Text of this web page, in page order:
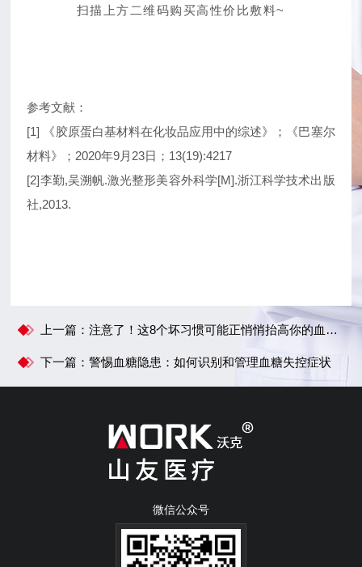
扫描上方二维码购买高性价比敷料~
参考文献：
[1]
《胶原蛋白基材料在化妆品应用中的综述》；《巴塞尔
材料》；2020年9月23日；13(19):4217
[2]李勤,吴溯帆.激光整形美容外科学[M].浙江科学技术出版
社,2013.
上一篇：注意了！这8个坏习惯可能正悄悄抬高你的血压！
下一篇：警惕血糖隐患：如何识别和管理血糖失控症状
微信公众号